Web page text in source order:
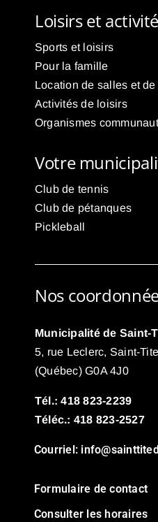
Loisirs et
Sports et loisirs
Pour la famille
Location de salles et
Activités de loisirs
Organismes
Votre
Club de tennis
Club de pétanques
Pickleball
Nos
Municipalité de Saint-
5, rue Leclerc, Saint-
(Québec) G0A 4J0
Tél.: 418 823-2239
Téléc.: 418 823-2527
Courriel:
Formulaire de contact
Consulter les horaires